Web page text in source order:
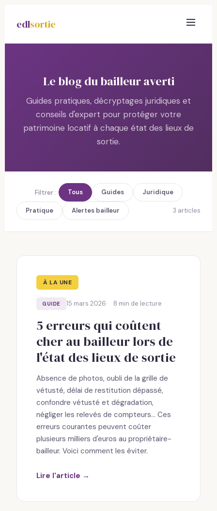
edlsortie
Le blog du bailleur averti
Guides pratiques, décryptages juridiques et
conseils d'expert pour protéger votre
patrimoine locatif à chaque état des lieux de
sortie.
Filtrer : Tous Guides Juridique
Pratique Alertes bailleur 3 articles
À LA UNE
GUIDE 15 mars 2026 8 min de lecture
5 erreurs qui coûtent
cher au bailleur lors de
l'état des lieux de sortie
Absence de photos, oubli de la grille de
vétusté, délai de restitution dépassé,
confondre vétusté et dégradation,
négliger les relevés de compteurs... Ces
erreurs courantes peuvent coûter
plusieurs milliers d'euros au propriétaire-
bailleur. Voici comment les éviter.
Lire l'article →